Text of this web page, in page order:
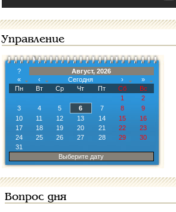
Управление
?
Август, 2026
«
‹ Сегодня ›
»
Пн
Вт Ср Чт Пт Сб
Вс
1
2
3
4 5 6 7 8
9
10
11 12 13 14 15
16
17
18 19 20 21 22
23
24
25 26 27 28 29
30
31
Выберите дату
Вопрос дня